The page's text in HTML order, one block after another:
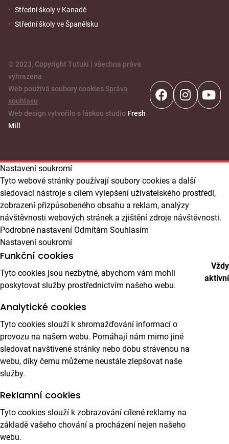
Střední školy v Kanadě
Střední školy ve Španělsku
© 2023, Copyright Tutuki | všechna práva
vyhrazena
Web používá soubory cookies Správa
souhlasu
Web design vytvořilo s láskou studio Fresh
Mill
Nastavení soukromí
Tyto webové stránky používají soubory cookies a další
sledovací nástroje s cílem vylepšení uživatelského prostředí,
zobrazení přizpůsobeného obsahu a reklam, analýzy
návštěvnosti webových stránek a zjištění zdroje návštěvnosti.
Podrobné nastavení Odmítám Souhlasím
Nastavení soukromí
Funkční cookies
Tyto cookies jsou nezbytné, abychom vám mohli
poskytovat služby prostřednictvím našeho webu.
Vždy
aktivní
Analytické cookies
Tyto cookies slouží k shromažďování informací o
provozu na našem webu. Pomáhají nám mimo jiné
sledovat navštívené stránky nebo dobu strávenou na
webu, díky čemu můžeme neustále zlepšovat naše
služby.
Reklamní cookies
Tyto cookies slouží k zobrazování cílené reklamy na
základě vašeho chování a procházení nejen našeho
webu.